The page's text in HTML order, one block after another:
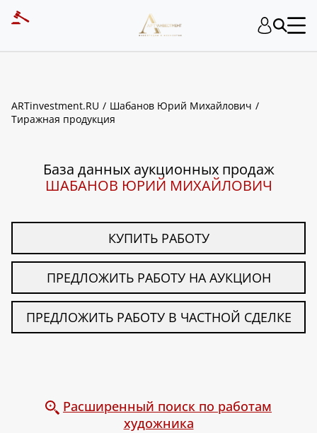
ARTinvestment.RU
Шабанов Юрий Михайлович
Тиражная продукция
База данных аукционных продаж
ШАБАНОВ ЮРИЙ МИХАЙЛОВИЧ
КУПИТЬ РАБОТУ
ПРЕДЛОЖИТЬ РАБОТУ НА АУКЦИОН
ПРЕДЛОЖИТЬ РАБОТУ В ЧАСТНОЙ СДЕЛКЕ
Расширенный поиск по работам
художника